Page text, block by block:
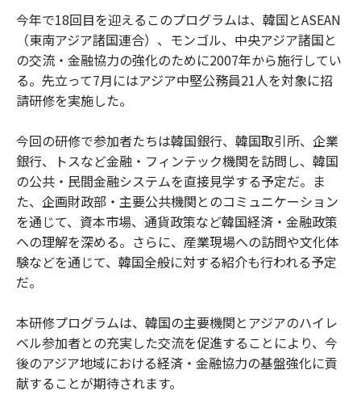
今年で18回目を迎えるこのプログラムは、韓国とASEAN
（東南アジア諸国連合）、モンゴル、中央アジア諸国と
の交流・金融協力の強化のために2007年から施行してい
る。先立って7月にはアジア中堅公務員21人を対象に招
請研修を実施した。
今回の研修で参加者たちは韓国銀行、韓国取引所、企業
銀行、トスなど金融・フィンテック機関を訪問し、韓国
の公共・民間金融システムを直接見学する予定だ。ま
た、企画財政部・主要公共機関とのコミュニケーション
を通じて、資本市場、通貨政策など韓国経済・金融政策
への理解を深める。さらに、産業現場への訪問や文化体
験などを通じて、韓国全般に対する紹介も行われる予定
だ。
本研修プログラムは、韓国の主要機関とアジアのハイレ
ベル参加者との充実した交流を促進することにより、今
後のアジア地域における経済・金融協力の基盤強化に貢
献することが期待されます。